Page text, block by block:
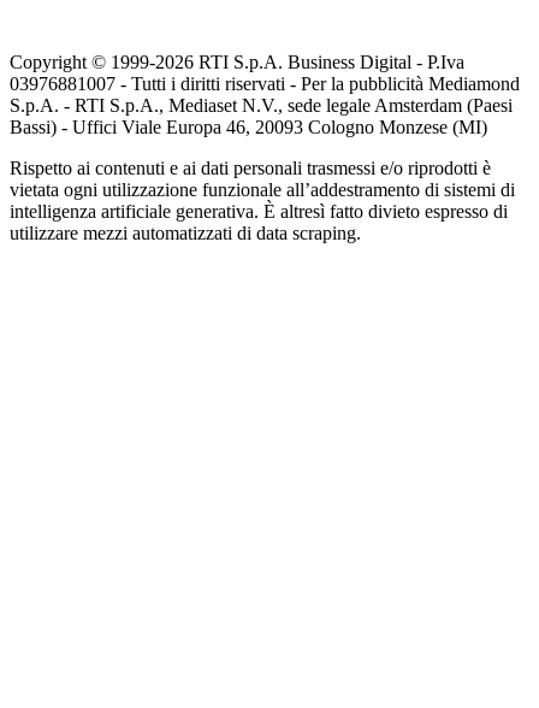
Copyright © 1999-2026 RTI S.p.A. Business Digital - P.Iva
03976881007 - Tutti i diritti riservati - Per la pubblicità Mediamond
S.p.A. - RTI S.p.A., Mediaset N.V., sede legale Amsterdam (Paesi
Bassi) - Uffici Viale Europa 46, 20093 Cologno Monzese (MI)
Rispetto ai contenuti e ai dati personali trasmessi e/o riprodotti è
vietata ogni utilizzazione funzionale all’addestramento di sistemi di
intelligenza artificiale generativa. È altresì fatto divieto espresso di
utilizzare mezzi automatizzati di data scraping.